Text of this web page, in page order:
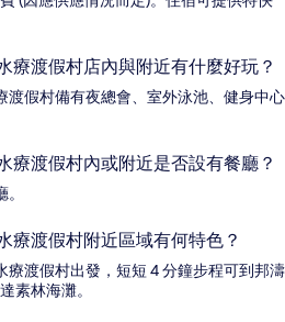
療渡假村店內與附近有什麼好玩？
渡假村備有夜總會、室外泳池、健身中心
療渡假村內或附近是否設有餐廳？
療渡假村附近區域有何特色？
療渡假村出發，短短 4 分鐘步程可到邦濤
素林海灘。